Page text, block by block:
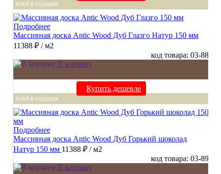
Клей в подарок
Подробнее
Массивная доска Antic Wood Дуб Глазго Натур 150 мм
11388 ₽ / м2
код товара: 03-88
В корзину
Купить дешевле
Клей в подарок
Подробнее
Массивная доска Antic Wood Дуб Горький шоколад
Натур 150 мм 11388 ₽ / м2
код товара: 03-89
В корзину